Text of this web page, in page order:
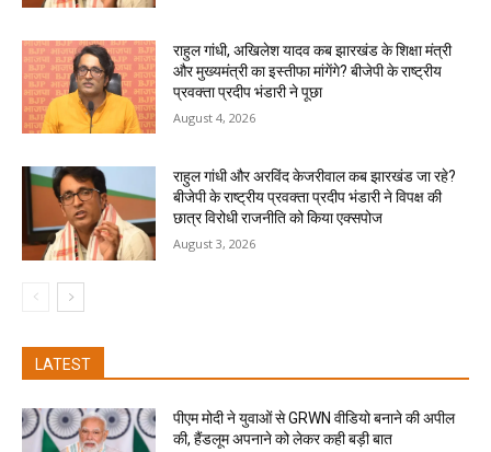
राहुल गांधी, अखिलेश यादव कब झारखंड के शिक्षा मंत्री
और मुख्यमंत्री का इस्तीफा मांगेंगे? बीजेपी के राष्ट्रीय
प्रवक्ता प्रदीप भंडारी ने पूछा
August 4, 2026
राहुल गांधी और अरविंद केजरीवाल कब झारखंड जा रहे?
बीजेपी के राष्ट्रीय प्रवक्ता प्रदीप भंडारी ने विपक्ष की
छात्र विरोधी राजनीति को किया एक्सपोज
August 3, 2026
LATEST
पीएम मोदी ने युवाओं से GRWN वीडियो बनाने की अपील
की, हैंडलूम अपनाने को लेकर कही बड़ी बात